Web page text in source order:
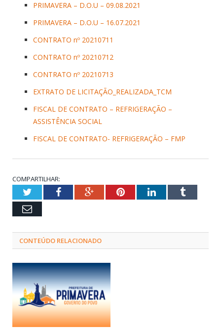
PRIMAVERA – D.O.U – 09.08.2021
PRIMAVERA – D.O.U – 16.07.2021
CONTRATO nº 20210711
CONTRATO nº 20210712
CONTRATO nº 20210713
EXTRATO DE LICITAÇÃO_REALIZADA_TCM
FISCAL DE CONTRATO – REFRIGERAÇÃO –
ASSISTÊNCIA SOCIAL
FISCAL DE CONTRATO- REFRIGERAÇÃO – FMP
COMPARTILHAR:
TwitterFacebookGoogle+PinterestLinkedInTumblr
Email
CONTEÚDO RELACIONADO